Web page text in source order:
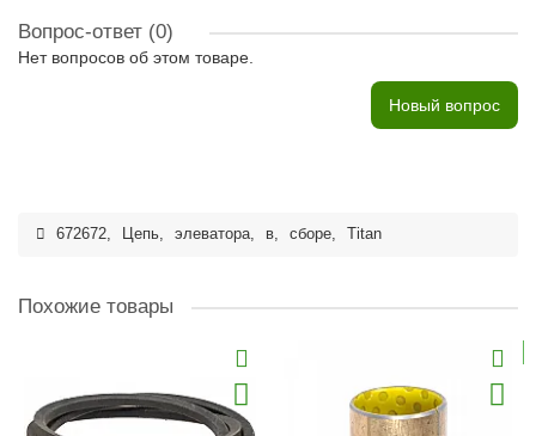
Вопрос-ответ (0)
Нет вопросов об этом товаре.
Новый вопрос
672672, Цепь, элеватора, в, сборе, Titan
Похожие товары